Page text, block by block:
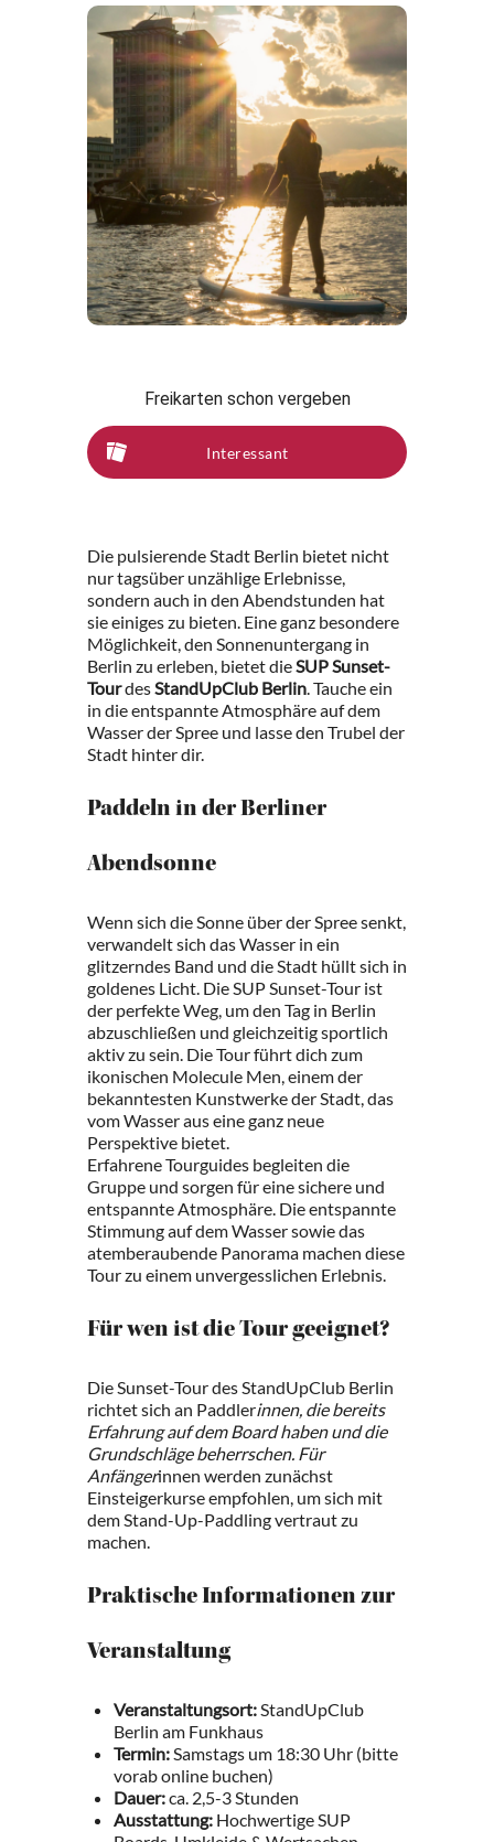
Freikarten schon vergeben
Interessant
Die pulsierende Stadt Berlin bietet nicht
nur tagsüber unzählige Erlebnisse,
sondern auch in den Abendstunden hat
sie einiges zu bieten. Eine ganz besondere
Möglichkeit, den Sonnenuntergang in
Berlin zu erleben, bietet dieSUP Sunset-
TourdesStandUpClub Berlin. Tauche ein
in die entspannte Atmosphäre auf dem
Wasser der Spree und lasse den Trubel der
Stadt hinter dir.
Paddeln in der Berliner
Abendsonne
Wenn sich die Sonne über der Spree senkt,
verwandelt sich das Wasser in ein
glitzerndes Band und die Stadt hüllt sich in
goldenes Licht. Die SUP Sunset-Tour ist
der perfekte Weg, um den Tag in Berlin
abzuschließen und gleichzeitig sportlich
aktiv zu sein. Die Tour führt dich zum
ikonischen Molecule Men, einem der
bekanntesten Kunstwerke der Stadt, das
vom Wasser aus eine ganz neue
Perspektive bietet.
Erfahrene Tourguides begleiten die
Gruppe und sorgen für eine sichere und
entspannte Atmosphäre. Die entspannte
Stimmung auf dem Wasser sowie das
atemberaubende Panorama machen diese
Tour zu einem unvergesslichen Erlebnis.
Für wen ist die Tour geeignet?
Die Sunset-Tour des StandUpClub Berlin
richtet sich an Paddlerinnen, die bereits
Erfahrung auf dem Board haben und die
Grundschläge beherrschen. Für
Anfängerinnen werden zunächst
Einsteigerkurse empfohlen, um sich mit
dem Stand-Up-Paddling vertraut zu
machen.
Praktische Informationen zur
Veranstaltung
Veranstaltungsort:StandUpClub
Berlin am Funkhaus
Termin:Samstags um 18:30 Uhr (bitte
vorab online buchen)
Dauer:ca. 2,5-3 Stunden
Ausstattung: Hochwertige SUP